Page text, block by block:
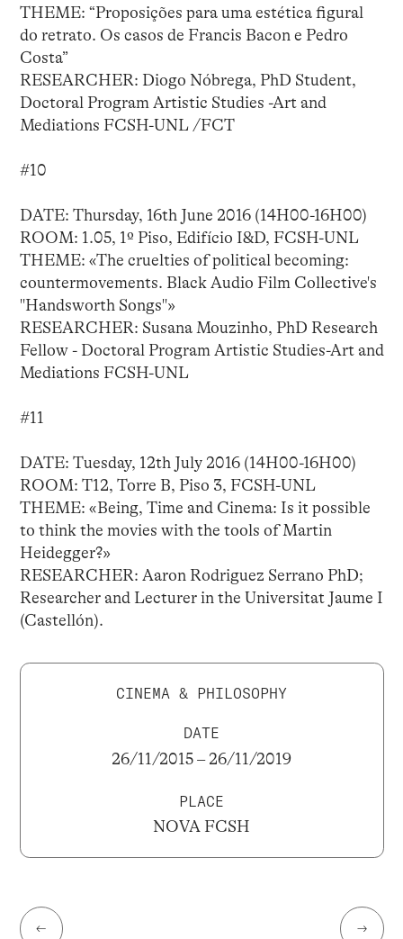
THEME: “Proposições para uma estética figural
do retrato. Os casos de Francis Bacon e Pedro
Costa”
RESEARCHER: Diogo Nóbrega, PhD Student,
Doctoral Program Artistic Studies -Art and
Mediations FCSH-UNL /FCT
#10
DATE: Thursday, 16th June 2016 (14H00-16H00)
ROOM: 1.05, 1º Piso, Edifício I&D, FCSH-UNL
THEME: «The cruelties of political becoming:
countermovements. Black Audio Film Collective's
"Handsworth Songs"»
RESEARCHER: Susana Mouzinho, PhD Research
Fellow - Doctoral Program Artistic Studies-Art and
Mediations FCSH-UNL
#11
DATE: Tuesday, 12th July 2016 (14H00-16H00)
ROOM: T12, Torre B, Piso 3, FCSH-UNL
THEME: «Being, Time and Cinema: Is it possible
to think the movies with the tools of Martin
Heidegger?»
RESEARCHER: Aaron Rodriguez Serrano PhD;
Researcher and Lecturer in the Universitat Jaume I
(Castellón).
CINEMA & PHILOSOPHY
DATE
26/11/2015 – 26/11/2019
PLACE
NOVA FCSH
← →